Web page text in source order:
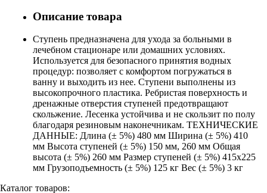
Описание товара
Cтупень предназначена для ухода за больными в
лечебном стационаре или домашних условиях.
Используется для безопасного принятия водных
процедур: позволяет с комфортом погружаться в
ванну и выходить из нее. Ступени выполнены из
высокопрочного пластика. Ребристая поверхность и
дренажные отверстия ступеней предотвращают
скольжение. Лесенка устойчива и не скользит по полу
благодаря резиновым наконечникам. ТЕХНИЧЕСКИЕ
ДАННЫЕ: Длина (± 5%) 480 мм Ширина (± 5%) 410
мм Высота ступеней (± 5%) 150 мм, 260 мм Общая
высота (± 5%) 260 мм Размер ступеней (± 5%) 415х225
мм Грузоподъемность (± 5%) 125 кг Вес (± 5%) 3 кг
Каталог товаров: